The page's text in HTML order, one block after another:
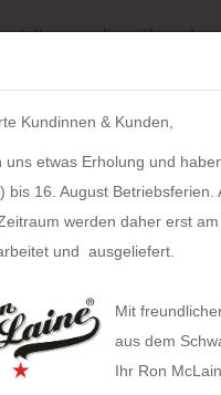
Kundinnen & Kunden,
uns etwas Erholung und
bis 16. August Betriebsferien.
werden daher erst am
und ausgeliefert.
Mit
aus dem
Ihr Ron
die während
(31. Juli ab 12:00 Uhr
werden, werden
bearbeitet und
weiter »
Letzter »
Kategorie
Box (flamingo rose -